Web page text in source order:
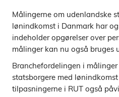
Målingerne om udenlandske
lønindkomst i Danmark har
indeholder opgørelser over
målinger kan nu også bruges
Branchefordelingen i
statsborgere med
tilpasningerne i RUT også